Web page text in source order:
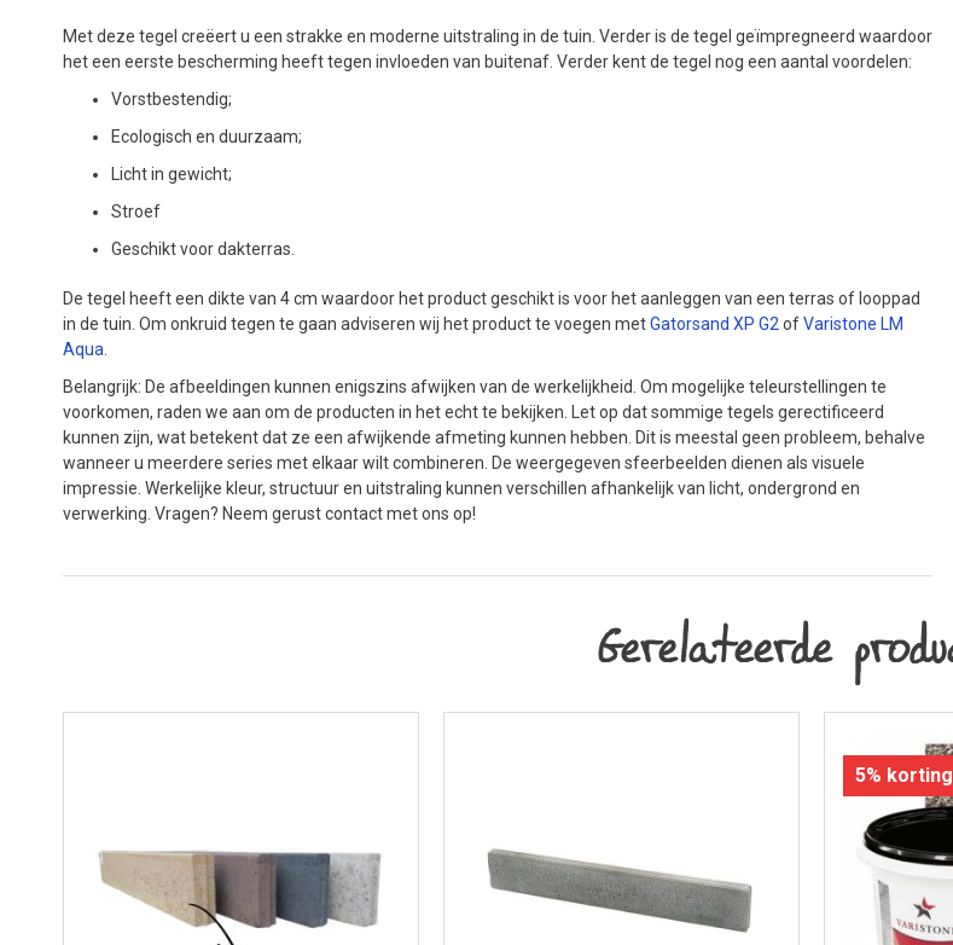
Met deze tegel creëert u een strakke en moderne uitstraling in de tuin. Verder is de tegel geïmpregneerd waardoor
het een eerste bescherming heeft tegen invloeden van buitenaf. Verder kent de tegel nog een aantal voordelen:
Vorstbestendig;
Ecologisch en duurzaam;
Licht in gewicht;
Stroef
Geschikt voor dakterras.
De tegel heeft een dikte van 4 cm waardoor het product geschikt is voor het aanleggen van een terras of looppad
in de tuin. Om onkruid tegen te gaan adviseren wij het product te voegen metGatorsand XP G2 ofVaristone LM
Aqua.
Belangrijk: De afbeeldingen kunnen enigszins afwijken van de werkelijkheid. Om mogelijke teleurstellingen te
voorkomen, raden we aan om de producten in het echt te bekijken. Let op dat sommige tegels gerectificeerd
kunnen zijn, wat betekent dat ze een afwijkende afmeting kunnen hebben. Dit is meestal geen probleem, behalve
wanneer u meerdere series met elkaar wilt combineren. De weergegeven sfeerbeelden dienen als visuele
impressie. Werkelijke kleur, structuur en uitstraling kunnen verschillen afhankelijk van licht, ondergrond en
verwerking. Vragen? Neem gerust contact met ons op!
Gerelateerde
5% korting